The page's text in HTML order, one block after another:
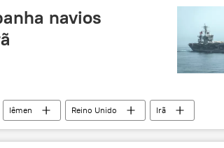
navios
Iêmen Reino Unido
Irã
EUA